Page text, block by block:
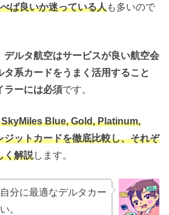
ば良いか迷っている人も多いので
デルタ航空はサービスが良い航空会
タ系カードをうまく活用すること
ラーには必須です。
Blue, Gold, Platinum,
ットカードを徹底比較し、それぞ
く解説します。
分に最適なデルタカー
。